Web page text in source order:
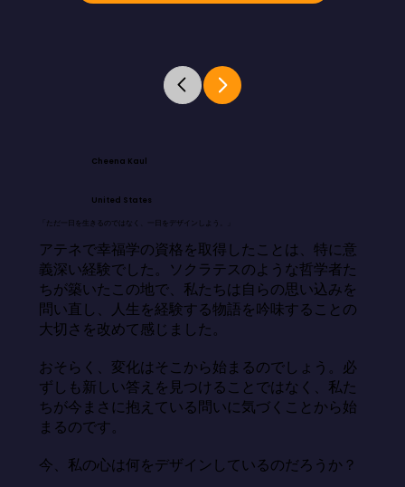
Cheena Kaul
United States
「ただ一日を生きるのではなく、一日をデザインしよう。」
アテネで幸福学の資格を取得したことは、特に意
義深い経験でした。ソクラテスのような哲学者た
ちが築いたこの地で、私たちは自らの思い込みを
問い直し、人生を経験する物語を吟味することの
大切さを改めて感じました。
おそらく、変化はそこから始まるのでしょう。必
ずしも新しい答えを見つけることではなく、私た
ちが今まさに抱えている問いに気づくことから始
まるのです。
今、私の心は何をデザインしているのだろうか？